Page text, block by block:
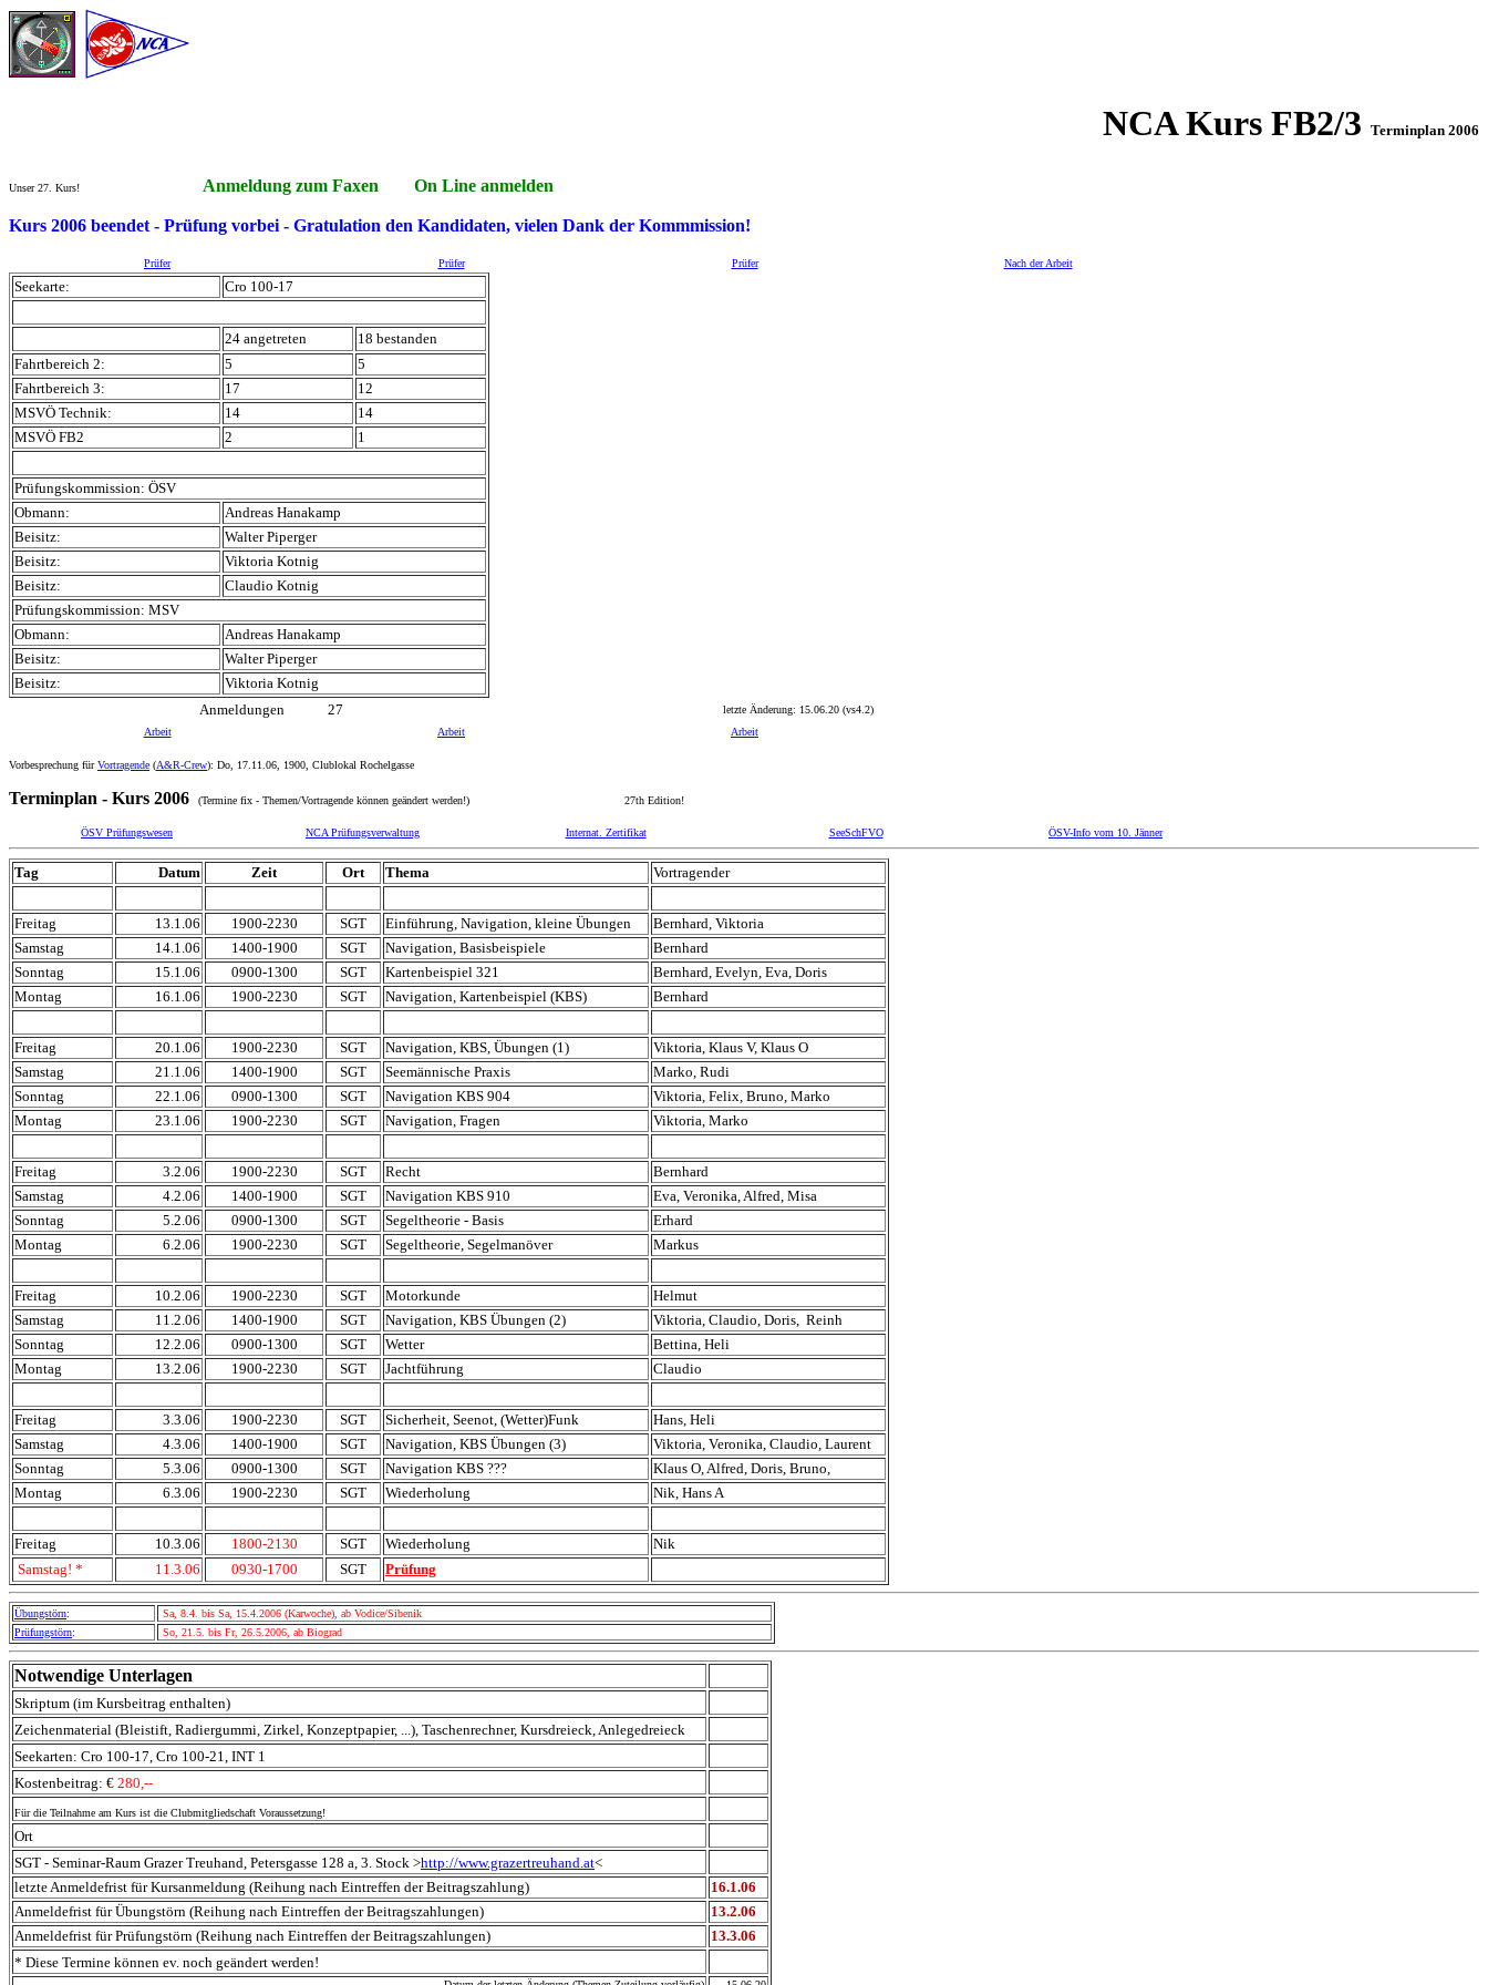
NCA Kurs FB2/3 Terminplan 2006
Unser 27. Kurs! Anmeldung zum Faxen On Line anmelden
Kurs 2006 beendet - Prüfung vorbei - Gratulation den Kandidaten, vielen Dank der Kommmission!
Prüfer Prüfer Prüfer Nach der Arbeit
Seekarte: Cro 100-17
24 angetreten
18 bestanden
Fahrtbereich 2:
5
5
Fahrtbereich 3:
17
12
MSVÖ Technik:
14
14
MSVÖ FB2
2 1
Prüfungskommission: ÖSV
Obmann:
Andreas Hanakamp
Beisitz:
Walter Piperger
Beisitz:
Viktoria Kotnig
Beisitz:
Claudio Kotnig
Prüfungskommission: MSV
Obmann:
Andreas Hanakamp
Beisitz:
Walter Piperger
Beisitz:
Viktoria Kotnig
Anmeldungen
27 letzte Änderung: 15.06.20 (vs4.2)
Arbeit
Arbeit Arbeit
Vorbesprechung fürVortragende (A&R-Crew): Do, 17.11.06, 1900, Clublokal Rochelgasse
Terminplan - Kurs 2006 (Termine fix - Themen/Vortragende können geändert werden!) 27th Edition!
ÖSV Prüfungswesen NCA Prüfungsverwaltung Internat. Zertifikat SeeSchFVO ÖSV-Info vom 10. Jänner
Tag Datum Zeit Ort Thema Vortragender
Freitag 13.1.06 1900-2230 SGT Einführung, Navigation, kleine Übungen
Bernhard, Viktoria
Samstag
14.1.06 1400-1900 SGT Navigation, Basisbeispiele
Bernhard
Sonntag
15.1.06 0900-1300 SGT Kartenbeispiel 321
Bernhard, Evelyn, Eva, Doris
Montag
16.1.06 1900-2230 SGT Navigation, Kartenbeispiel (KBS) Bernhard
Freitag 20.1.06 1900-2230 SGT Navigation, KBS, Übungen (1)
Viktoria, Klaus V, Klaus O
Samstag
21.1.06 1400-1900 SGT Seemännische Praxis
Marko, Rudi
Sonntag
22.1.06 0900-1300 SGT Navigation KBS 904
Viktoria, Felix, Bruno, Marko
Montag
23.1.06 1900-2230 SGT Navigation, Fragen Viktoria, Marko
Freitag 3.2.06 1900-2230 SGT Recht
Bernhard
Samstag
4.2.06 1400-1900 SGT Navigation KBS 910
Eva, Veronika, Alfred, Misa
Sonntag
5.2.06 0900-1300 SGT Segeltheorie - Basis
Erhard
Montag
6.2.06 1900-2230 SGT Segeltheorie, Segelmanöver Markus
Freitag 10.2.06 1900-2230 SGT Motorkunde
Helmut
Samstag
11.2.06 1400-1900 SGT Navigation, KBS Übungen (2)
Viktoria, Claudio, Doris, Reinh
Sonntag
12.2.06 0900-1300 SGT Wetter
Bettina, Heli
Montag
13.2.06 1900-2230 SGT Jachtführung Claudio
Freitag 3.3.06 1900-2230 SGT Sicherheit, Seenot, (Wetter)Funk
Hans, Heli
Samstag
4.3.06 1400-1900 SGT Navigation, KBS Übungen (3)
Viktoria, Veronika, Claudio, Laurent
Sonntag
5.3.06 0900-1300 SGT Navigation KBS ???
Klaus O, Alfred, Doris, Bruno,
Montag
6.3.06 1900-2230 SGT Wiederholung Nik, Hans A
Freitag 10.3.06 1800-2130 SGT Wiederholung
Nik
Samstag! *
11.3.06 0930-1700 SGT Prüfung
Übungstörn:
Sa, 8.4. bis Sa, 15.4.2006 (Karwoche), ab Vodice/Sibenik
Prüfungstörn: So, 21.5. bis Fr, 26.5.2006, ab Biograd
Notwendige Unterlagen
Skriptum (im Kursbeitrag enthalten)
Zeichenmaterial (Bleistift, Radiergummi, Zirkel, Konzeptpapier, ...), Taschenrechner, Kursdreieck, Anlegedreieck
Seekarten: Cro 100-17, Cro 100-21, INT 1
Kostenbeitrag: € 280,--
Für die Teilnahme am Kurs ist die Clubmitgliedschaft Voraussetzung!
Ort
SGT - Seminar-Raum Grazer Treuhand, Petersgasse 128 a, 3. Stock >http://www.grazertreuhand.at<
letzte Anmeldefrist für Kursanmeldung (Reihung nach Eintreffen der Beitragszahlung)
16.1.06
Anmeldefrist für Übungstörn (Reihung nach Eintreffen der Beitragszahlungen)
13.2.06
Anmeldefrist für Prüfungstörn (Reihung nach Eintreffen der Beitragszahlungen)
13.3.06
* Diese Termine können ev. noch geändert werden!